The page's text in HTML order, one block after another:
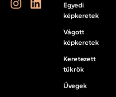
Egyedi
képkeretek
Vágott
képkeretek
Keretezett
tükrök
Üvegek